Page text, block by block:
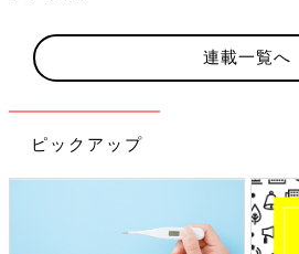
連載一覧へ
ピックアップ